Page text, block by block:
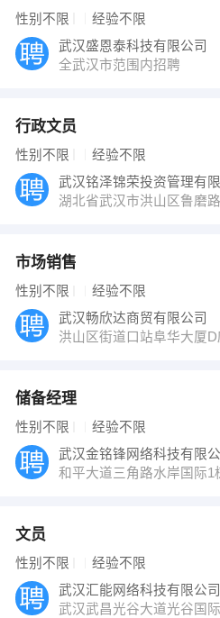
性别不限 经验不限
武汉盛恩泰科技有限公司
全武汉市范围内招聘
行政文员
性别不限 经验不限
武汉铭泽锦荣投资管理有
湖北省武汉市洪山区鲁磨
市场销售
性别不限 经验不限
武汉畅欣达商贸有限公司
洪山区街道口站阜华大厦D
储备经理
性别不限 经验不限
武汉金铭锋网络科技有限
和平大道三角路水岸国际1
文员
性别不限 经验不限
武汉汇能网络科技有限公司
武汉武昌光谷大道光谷国